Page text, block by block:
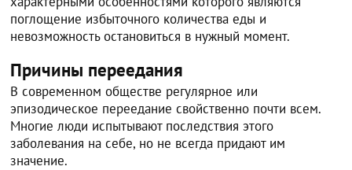
поглощение избыточного количества еды и
невозможность остановиться в нужный момент.
Причины переедания
В современном обществе регулярное или
эпизодическое переедание свойственно почти всем.
Многие люди испытывают последствия этого
заболевания на себе, но не всегда придают им
значение.